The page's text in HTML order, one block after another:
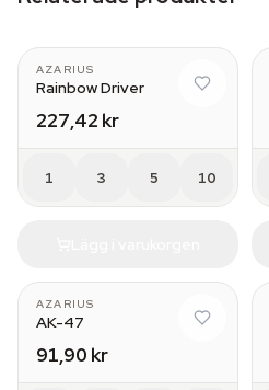
AZARIUS
Rainbow Driver
227,42 kr
1 3 5 10
AZARIUS
AK-47
91,90 kr